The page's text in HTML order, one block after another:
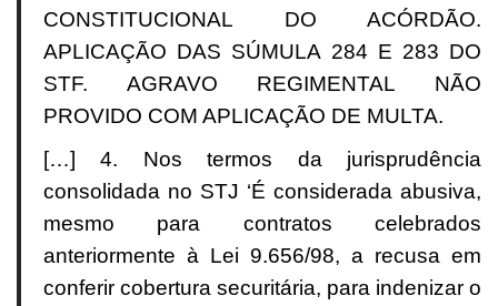
CONSTITUCIONAL DO ACÓRDÃO.
APLICAÇÃO DAS SÚMULA 284 E 283 DO
STF. AGRAVO REGIMENTAL NÃO
PROVIDO COM APLICAÇÃO DE MULTA.
[…]4. Nos termos da jurisprudência
consolidada no STJ ‘É considerada abusiva,
mesmo para contratos celebrados
anteriormente à Lei 9.656/98, a recusa em
conferir cobertura securitária, para indenizar o